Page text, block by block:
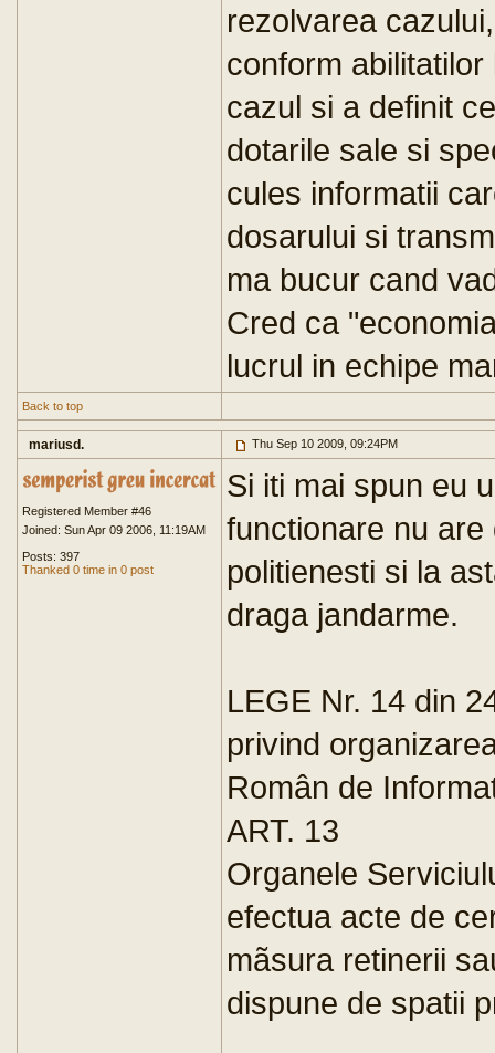
rezolvarea
conform
cazul si a definit
dotarile sale si
cules informatii
dosarului si
ma bucur cand
Cred ca
lucrul in echipe
Back to top
mariusd. Thu Sep 10 2009, 09:24PM
Registered Member #46
Joined: Sun Apr 09 2006, 11:19AM
Posts: 397
Thanked 0 time in 0 post
Si iti mai spun eu
functionare nu
politienesti si la
draga jandarme.
LEGE Nr. 14 din
privind
Român de
ART. 13
Organele
efectua acte de
mãsura retinerii
dispune de spatii